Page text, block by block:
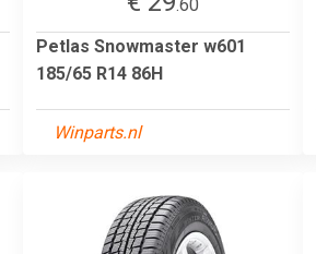
.60
Petlas Snowmaster w601
185/65 R14 86H
Winparts.nl